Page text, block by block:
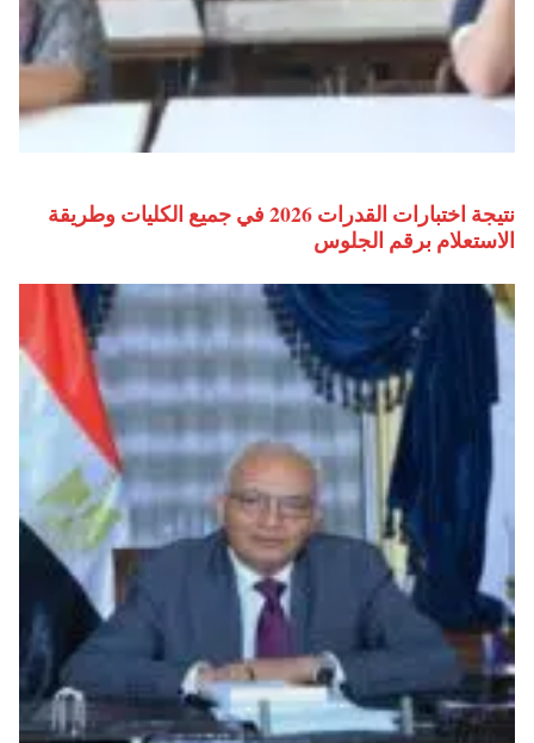
نتيجة اختبارات القدرات 2026 في جميع الكليات وطريقة
الاستعلام برقم الجلوس